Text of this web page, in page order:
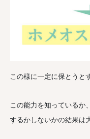
この様に一定に保とうと
この能力を知っているか
するかしないかの結果は